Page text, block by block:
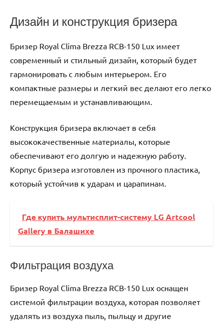
Дизайн и конструкция бризера
Бризер Royal Clima Brezza RCB-150 Lux имеет
современный и стильный дизайн, который будет
гармонировать с любым интерьером. Его
компактные размеры и легкий вес делают его легко
перемещаемым и устанавливающим.
Конструкция бризера включает в себя
высококачественные материалы, которые
обеспечивают его долгую и надежную работу.
Корпус бризера изготовлен из прочного пластика,
который устойчив к ударам и царапинам.
Где купить мультисплит-систему LG Artcool
Gallery в Балашихе
Фильтрация воздуха
Бризер Royal Clima Brezza RCB-150 Lux оснащен
системой фильтрации воздуха, которая позволяет
удалять из воздуха пыль, пыльцу и другие